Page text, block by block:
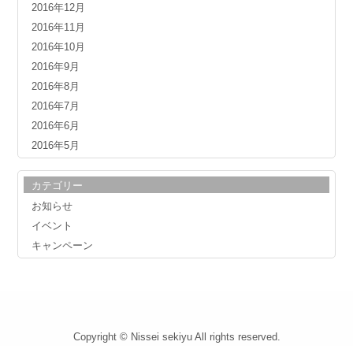
2016年12月
2016年11月
2016年10月
2016年9月
2016年8月
2016年7月
2016年6月
2016年5月
カテゴリー
お知らせ
イベント
キャンペーン
Copyright © Nissei sekiyu All rights reserved.